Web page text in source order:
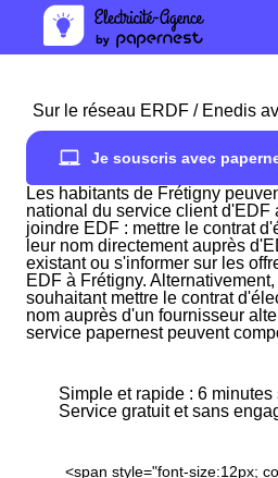
Sur le réseau ERDF / Enedis
Je souscris avec
Les habitants de Frétigny
national du service client d'EDF
joindre EDF : mettre le contrat
leur nom directement auprès
existant ou s'informer sur les
EDF à Frétigny.
souhaitant mettre le contrat
nom auprès d'un fournisseur
service papernest peuvent
Simple et rapide : 6 minutes
Service gratuit et sans
<span style="font-size:12px;